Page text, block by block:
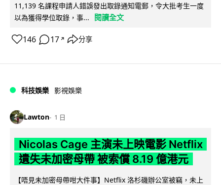
11,139 名課程申請人錯誤發出取錄通知電郵，令大批考生一度
以為獲得學位取錄，事...
閱讀全文
146 17 ↗ 分享
科技娛樂 影視娛樂
Lawton 1 日
Nicolas Cage 主演未上映電影 Netflix
遺失未加密母帶 被索償 8.19 億港元
【唔見未加密母帶咁大件事】Netflix 洛杉磯辦公室被竊，未上